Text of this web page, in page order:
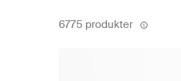
6775 produkter